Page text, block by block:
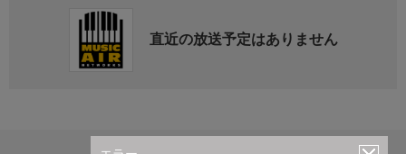
直近の放送予定はありません